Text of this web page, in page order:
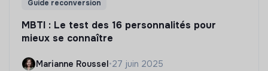
Guide reconversion
MBTI : Le test des 16 personnalités pour
mieux se connaître
Marianne Roussel•27 juin 2025